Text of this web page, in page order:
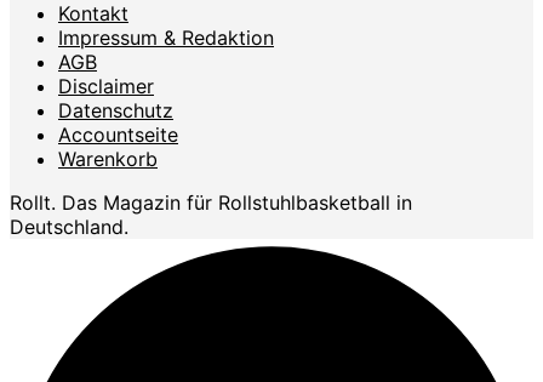
Kontakt
Impressum & Redaktion
AGB
Disclaimer
Datenschutz
Accountseite
Warenkorb
Rollt. Das Magazin für Rollstuhlbasketball in
Deutschland.